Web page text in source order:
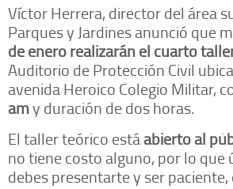
Víctor Herrera, director del área
Parques y Jardines anunció que
de enero realizarán el cuarto
Auditorio de Protección Civil
avenida Heroico Colegio Militar,
amy duración de dos horas.
El taller teórico estáabierto al
no tiene costo alguno, por lo que
debes presentarte y ser paciente,